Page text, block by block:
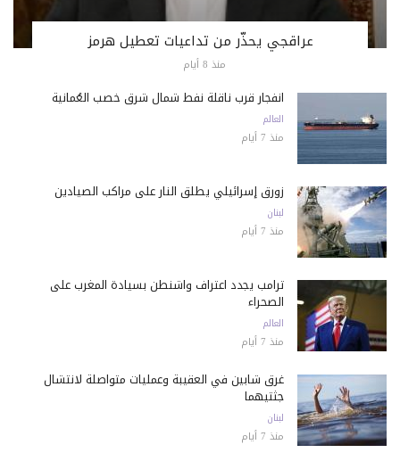
عراقجي يحذّر من تداعيات تعطيل هرمز
منذ 8 أيام
انفجار قرب ناقلة نفط شمال شرق خصب العُمانية
العالم
منذ 7 أيام
زورق إسرائيلي يطلق النار على مراكب الصيادين
لبنان
منذ 7 أيام
ترامب يجدد اعتراف واشنطن بسيادة المغرب على
الصحراء
العالم
منذ 7 أيام
غرق شابين في العقيبة وعمليات متواصلة لانتشال
جثتيهما
لبنان
منذ 7 أيام